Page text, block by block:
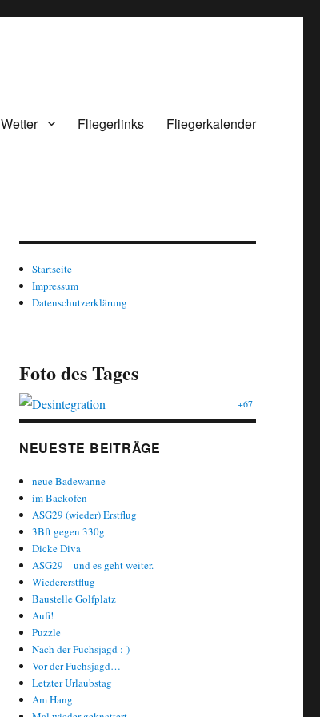
Wetter Fliegerlinks Fliegerkalender
Startseite
Impressum
Datenschutzerklärung
Foto des Tages
+67
NEUESTE BEITRÄGE
neue Badewanne
im Backofen
ASG29 (wieder) Erstflug
3Bft gegen 330g
Dicke Diva
ASG29 – und es geht weiter.
Wiedererstflug
Baustelle Golfplatz
Aufi!
Puzzle
Nach der Fuchsjagd :-)
Vor der Fuchsjagd…
Letzter Urlaubstag
Am Hang